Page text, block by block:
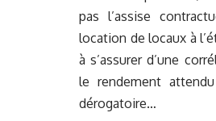
pas l’assise
location de locaux à
à s’assurer d’une
le rendement
dérogatoire…